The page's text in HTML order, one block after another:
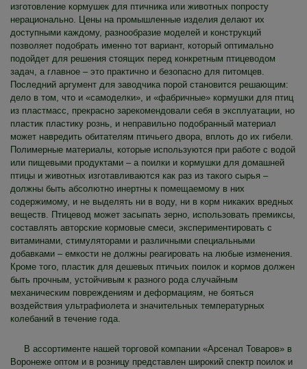
изготовление кормушек для птичника или животных попросту
нерационально. Цены на промышленные изделия делают их
доступными каждому, разнообразие моделей и конструкций
позволяет подобрать именно тот вариант, который оптимально
подойдет для решения стоящих перед конкретным птицеводом
задач, а главное – это практично и безопасно для питомцев.
Последний аргумент для заводчика порой становится решающим:
дело в том, что и «самоделки», и «фабричные» кормушки для птиц
из пластмасс, прекрасно зарекомендовали себя в эксплуатации, но
пластик пластику рознь, и неправильно подобранный материал
может навредить обитателям птичьего двора, вплоть до их гибели.
Полимерные материалы, которые используются при работе с водой
или пищевыми продуктами – а поилки и кормушки для домашней
птицы и животных изготавливаются как раз из такого сырья –
должны быть абсолютно инертны к помещаемому в них
содержимому, и не выделять ни в воду, ни в корм никаких вредных
веществ. Птицевод может засыпать зерно, использовать премиксы,
составлять авторские кормовые смеси, экспериментировать с
витаминами, стимуляторами и различными специальными
добавками – емкости не должны реагировать на любые изменения.
Кроме того, пластик для дешевых птичьих поилок и кормов должен
быть прочным, устойчивым к разного рода случайным
механическим повреждениям и деформациям, не бояться
воздействия ультрафиолета и значительных температурных
колебаний в течение года.
В ассортименте нашей торговой компании «Арсенал Товаров» в
Воронеже оптом и в розницу представлен широкий спектр поилок и